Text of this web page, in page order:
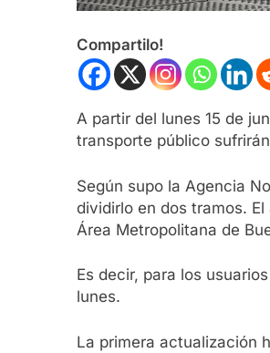
Compartilo!
A partir del lunes 15 de
transporte público
Según supo la Agencia
dividirlo en dos tramos.
Área Metropolitana de
Es decir, para los
lunes.
La primera actualización